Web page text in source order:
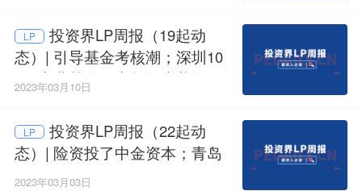
闭LP
投资界LP周报（19起动
态）| 引导基金考核潮；深圳10
0亿产业基金；尚颀资本募资40
2023年03月10日
LP
投资界LP周报（22起动
态）| 险资投了中金资本；青岛
投了海松资本；安徽母基金大
2023年03月03日